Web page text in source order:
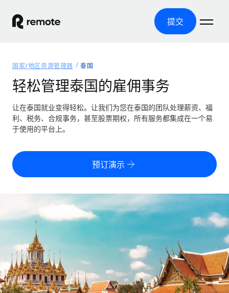
提交
产品
全球招聘
全球薪资管理
轻松运行合规薪资
零实体成本实现全球扩张
全球合规聘用合同工
合同工管理
PEO
外包复杂雇佣任务
覆盖全球
美国各州浏览器
Remote 无惧对比
了解我们的竞争优势
成长阶段
初创企业
为成长型企业量身打造的全球敏捷型人力资源与薪资解决方案
资源
工具与计算器
误分类风险计算工具
员工成本计算器
计算任何国家的员工总成本
合同工薪酬结算计算器
探索全球合同工的结算货币选项与结算速度
通过 REMOTE 学习
定价
中文（简体）
Nederlands
Français
登录
国家/地区资源管理器 泰国
轻松管理泰国的雇佣事务
让在泰国就业变得轻松。让我们为您在泰国的团队处理薪资、福
利、税务、合规事务，甚至股票期权，所有服务都集成在一个易
于使用的平台上。
预订演示